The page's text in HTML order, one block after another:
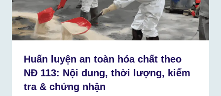
Huấn luyện an toàn hóa chất theo
NĐ 113: Nội dung, thời lượng, kiểm
tra & chứng nhận